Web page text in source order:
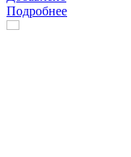
Подробнее